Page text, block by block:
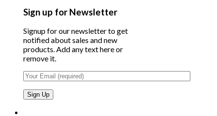
Sign up for Newsletter
Signup for our newsletter to get
notified about sales and new
products. Add any text here or
remove it.